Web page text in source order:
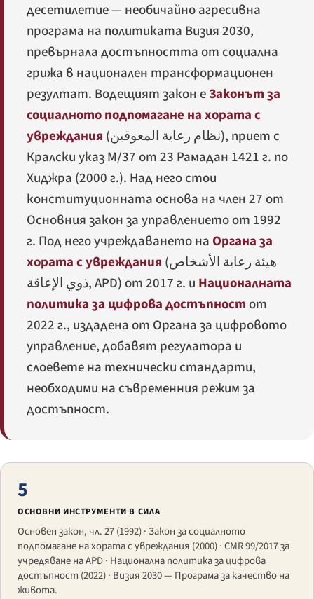
десетилетие — необичайно агресивна
програма на политиката Визия 2030,
превърнала достъпността от социална
грижа в национален трансформационен
резултат. Водещият закон еЗаконът за
социалното подпомагане на хората с
увреждания (نظام رعاية المعوقين), приет с
Кралски указ M/37 от 23 Рамадан 1421 г. по
Хиджра (2000 г.). Над него стои
конституционната основа на член 27 от
Основния закон за управлението от 1992
г. Под него учреждаването на Органа за
хората с увреждания (هيئة رعاية الأشخاص
ذوي الإعاقة, APD) от 2017 г. и Националната
политика за цифрова достъпностот
2022 г., издадена от Органа за цифровото
управление, добавят регулатора и
слоевете на технически стандарти,
необходими на съвременния режим за
достъпност.
5
ОСНОВНИ ИНСТРУМЕНТИ В СИЛА
Основен закон, чл. 27 (1992) · Закон за социалното
подпомагане на хората с увреждания (2000) · CMR 99/2017 за
учредяване на APD · Национална политика за цифрова
достъпност (2022) · Визия 2030 — Програма за качество на
живота.